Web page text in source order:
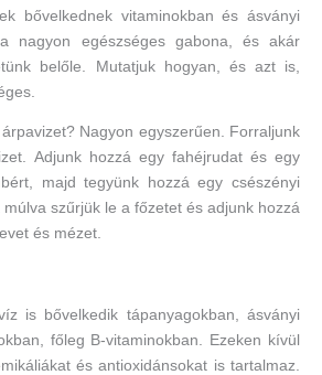
bővelkednek vitaminokban és ásványi
nagyon egészséges gabona, és akár
belőle. Mutatjuk hogyan, és azt is,
Nagyon egyszerűen. Forraljunk
Adjunk hozzá egy fahéjrudat és egy
majd tegyünk hozzá egy csészényi
szűrjük le a főzetet és adjunk hozzá
és mézet.
is bővelkedik tápanyagokban, ásványi
főleg B-vitaminokban. Ezeken kívül
és antioxidánsokat is tartalmaz.